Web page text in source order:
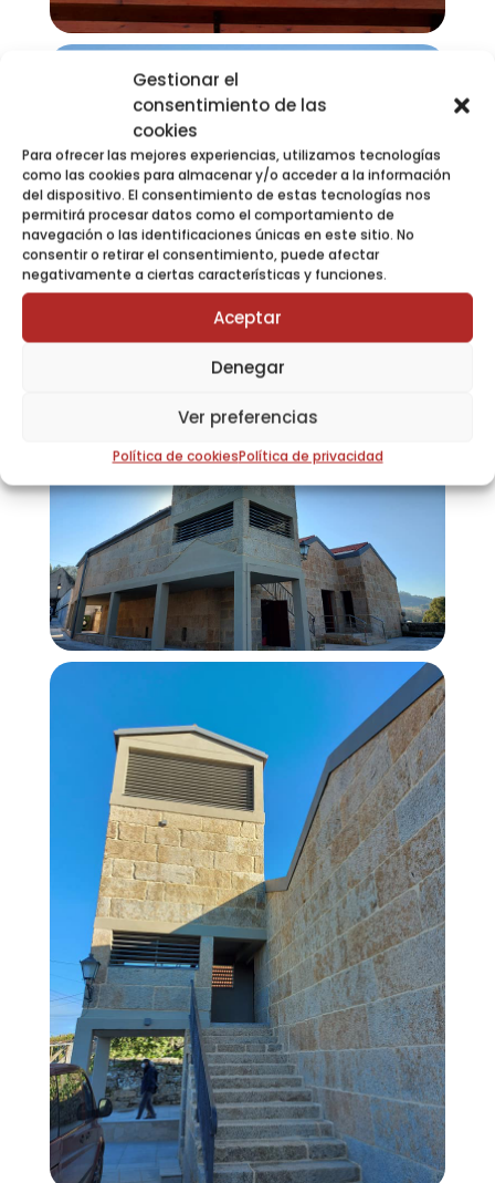
Gestionar el
consentimiento de las
cookies
Para ofrecer las mejores experiencias, utilizamos tecnologías
como las cookies para almacenar y/o acceder a la información
del dispositivo. El consentimiento de estas tecnologías nos
permitirá procesar datos como el comportamiento de
navegación o las identificaciones únicas en este sitio. No
consentir o retirar el consentimiento, puede afectar
negativamente a ciertas características y funciones.
Aceptar
Denegar
Ver preferencias
Política de cookiesPolítica de privacidad